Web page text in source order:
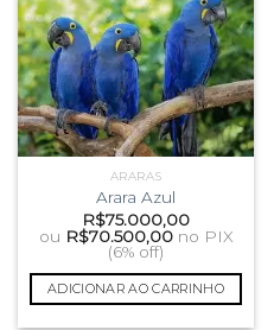
ARARAS
Arara Azul
R$75.000,00
ou R$70.500,00 no PIX
(6% off)
ADICIONAR AO CARRINHO